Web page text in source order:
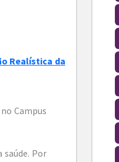
Campus
saúde. Por